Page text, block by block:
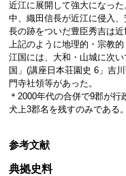
近江に展開して強大になっ
中、織田信長が近江に侵入
長の跡をついだ豊臣秀吉は近
上記のように地理的・宗教
江国には、大和・山城に次
国」(講座日本荘園史 6」吉
門寺社領等があった。
＊2000年代の合併で9郡が行
犬上3郡名を残すのみである。
参考文献
典拠史料